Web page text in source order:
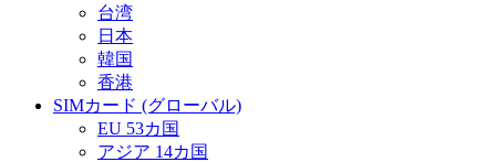
台湾
日本
韓国
香港
SIMカード (グローバル)
EU 53カ国
アジア 14カ国